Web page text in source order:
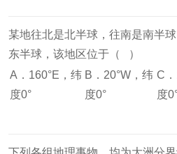
某地往北是北半球，往南是南半
东半球，该地区位于（ ）
A．160°E，纬
度0°
B．20°W，纬
度0°
C
度